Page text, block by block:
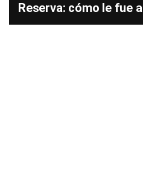
Reserva: cómo le fue